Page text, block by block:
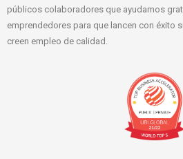
públicos colaboradores que ayudamos
emprendedores para que lancen con éxito
creen empleo de calidad.